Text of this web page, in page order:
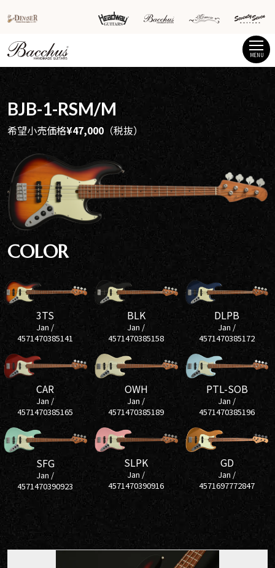
MENU
BJB-1-RSM/M
希望小売価格¥47,000 （税抜）
COLOR
3TS
Jan /
4571470385141
BLK
Jan /
4571470385158
DLPB
Jan /
4571470385172
CAR
Jan /
4571470385165
OWH
Jan /
4571470385189
PTL-SOB
Jan /
4571470385196
SFG
Jan /
4571470390923
SLPK
Jan /
4571470390916
GD
Jan /
4571697772847